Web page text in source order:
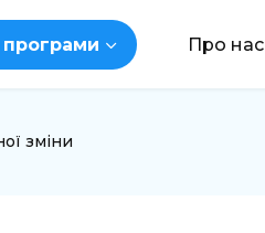
Про нас
зміни